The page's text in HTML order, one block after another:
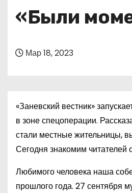
«Были
Мар 18, 2023
«Заневский вестник»
в зоне спецоперации.
стали местные жительницы,
Сегодня знакомим
Любимого человека наша
прошлого года. 27 сентября